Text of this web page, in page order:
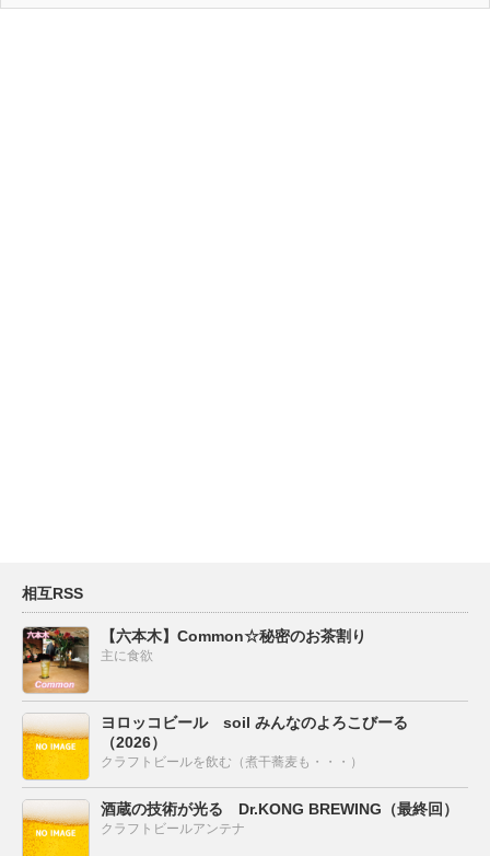
相互RSS
【六本木】Common☆秘密のお茶割り
主に食欲
ヨロッコビール soil みんなのよろこびーる
（2026）
クラフトビールを飲む（煮干蕎麦も・・・）
酒蔵の技術が光る Dr.KONG BREWING（最終回）
クラフトビールアンテナ